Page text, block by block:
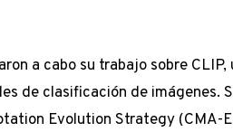
a cabo su trabajo sobre
de clasificación de imágenes.
Evolution Strategy (CMA-